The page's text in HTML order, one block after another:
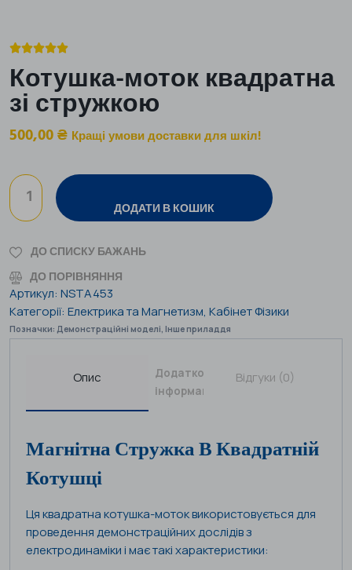

Котушка-моток квадратна
зі стружкою
500,00₴ Кращі умови доставки для шкіл!
ДОДАТИ В КОШИК
ДО СПИСКУ БАЖАНЬ
ДО ПОРІВНЯННЯ
Артикул: NSTA453
Категорії: Електрика та Магнетизм, Кабінет Фізики
Позначки: Демонстраційні моделі Інше приладдя
Опис
Додаткова
інформація
Відгуки (0)
Магнітна Стружка В Квадратній
Котушці
Ця квадратна котушка-моток використовується для
проведення демонстраційних дослідів з
електродинаміки і має такі характеристики: